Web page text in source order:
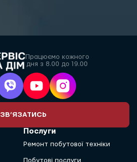
Працюємо кожного
дня з 8.00 до 19.00
ЗВ’ЯЗАТИСЬ
Послуги
Ремонт побутової техніки
Побутові послуги